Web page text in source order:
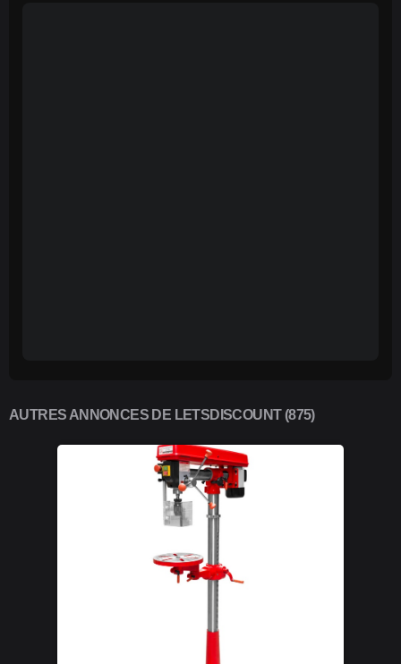
AUTRES ANNONCES DE LETSDISCOUNT (875)